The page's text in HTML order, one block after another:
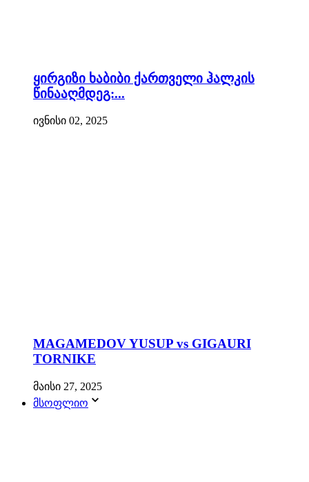
ყირგიზი ხაბიბი ქართველი ჰალკის
წინააღმდეგ:...
ივნისი 02, 2025
MAGAMEDOV YUSUP vs GIGAURI
TORNIKE
მაისი 27, 2025
მსოფლიო